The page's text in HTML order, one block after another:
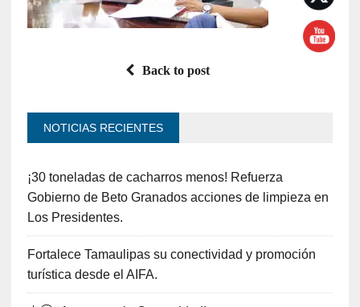
Back to post
NOTICIAS RECIENTES
¡30 toneladas de cacharros menos! Refuerza
Gobierno de Beto Granados acciones de limpieza en
Los Presidentes.
Fortalece Tamaulipas su conectividad y promoción
turística desde el AIFA.